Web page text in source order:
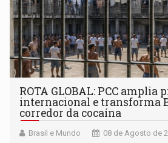
ROTA GLOBAL: PCC amplia
internacional e transforma
corredor da cocaína
Brasil e Mundo 08 de Agosto de